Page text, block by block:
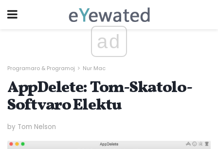
ad
Programaro & Programoj Nur Mac
AppDelete: Tom-Skatolo-
Softvaro Elektu
by Tom Nelson